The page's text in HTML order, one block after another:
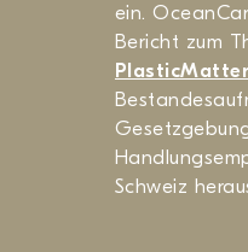
ein.
Bericht zum
Schweiz